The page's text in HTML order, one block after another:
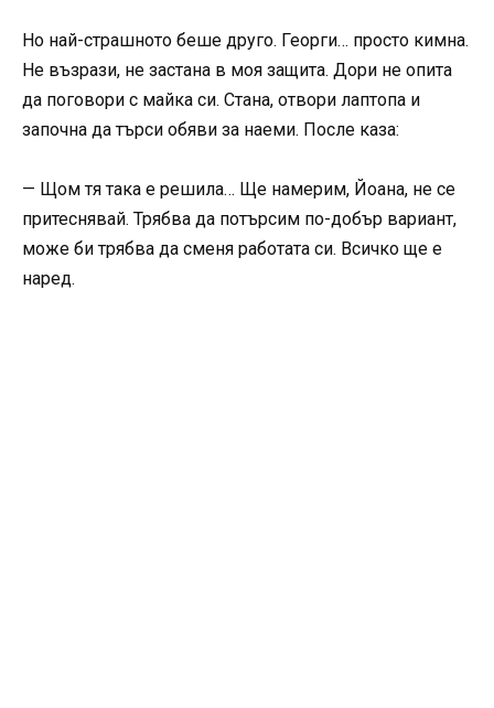
Но най-страшното беше друго. Георги… просто кимна.
Не възрази, не застана в моя защита. Дори не опита
да поговори с майка си. Стана, отвори лаптопа и
започна да търси обяви за наеми. После каза:
— Щом тя така е решила… Ще намерим, Йоана, не се
притеснявай. Трябва да потърсим по-добър вариант,
може би трябва да сменя работата си. Всичко ще е
наред.